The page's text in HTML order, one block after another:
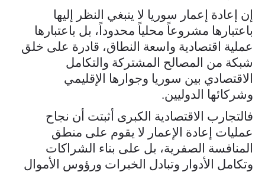
إن إعادة إعمار سوريا لا ينبغي النظر إليها
باعتبارها مشروعاً محلياً محدوداً، بل باعتبارها
عملية اقتصادية واسعة النطاق، قادرة على خلق
شبكة من المصالح المشتركة والتكامل
الاقتصادي بين سوريا وجوارها الإقليمي
وشركائها الدوليين.
فالتجارب الاقتصادية الكبرى أثبتت أن نجاح
عمليات إعادة الإعمار لا يقوم على منطق
المنافسة الصفرية، بل على بناء الشراكات
وتكامل الأدوار وتبادل الخبرات ورؤوس الأموال